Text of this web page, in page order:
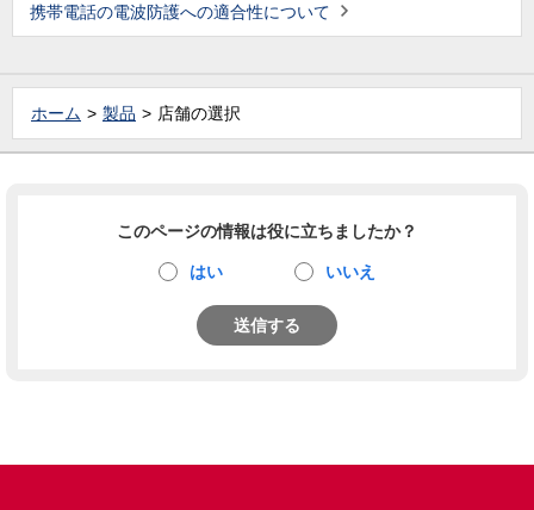
携帯電話の電波防護への適合性について
ホーム 製品 店舗の選択
このページの情報は役に立ちましたか？
はい いいえ
送信する